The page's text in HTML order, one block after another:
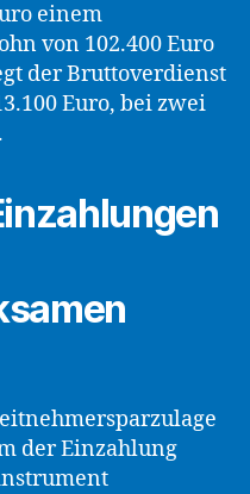
einem
von 102.400 Euro
der Bruttoverdienst
Euro, bei zwei
der Einzahlung